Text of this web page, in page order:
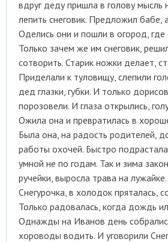
вдруг деду пришла в голову мысль
лепить снеговик. Предложил бабе,
Оделись они и пошли в огород, где
Только зачем же им снеговик,
сотворить. Старик ножки делает,
Приделали к туловищу, слепили
дед глазки, губки. И только
порозовели. И глаза открылись,
Ожила она и превратилась в
Была она, на радость родителей,
работы охочей. Быстро
умной не по годам. Так и зима
ручейки, выросла трава на лужайке.
Снегурочка, в холодок пряталась,
Только радовалась, когда дождь
Однажды на Иванов день
хороводы водить. И уговорили